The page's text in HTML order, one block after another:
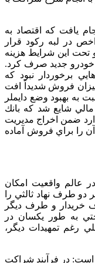
يافت كه اقتصاد به
در لبه ركود قرار
تحت اين شرايط هزينه
خودرو جديد صرف كرد.
برخوردار نبود كه
ميزان فروش شديداً افت
ناظران نسبت به بهبود وضع دايملر
شايع شد كه بانك
ضمن اخراج مديريت
را براي فروش آماده
عالم واقعيت امكان
طرف نهاد ثالثي را
خريدار و طرف ديگر
به طور يكسان در
رغم تمهيدات ديگر،
در فرآيند شراكت